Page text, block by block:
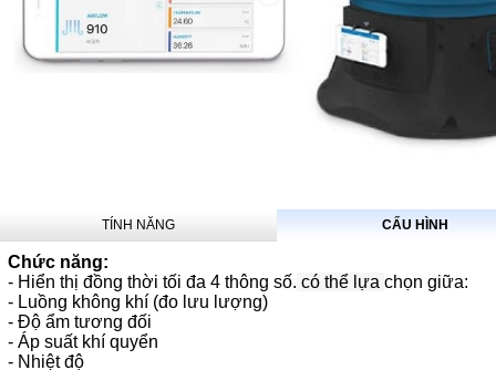
TÍNH NĂNG CẤU HÌNH
Chức năng:
- Hiển thị đồng thời tối đa 4 thông số. có thể lựachọn giữa:
- Luồng không khí (đo lưu lượng)
- Độ ẩm tương đối
- Áp suất khí quyển
- Nhiệt độ